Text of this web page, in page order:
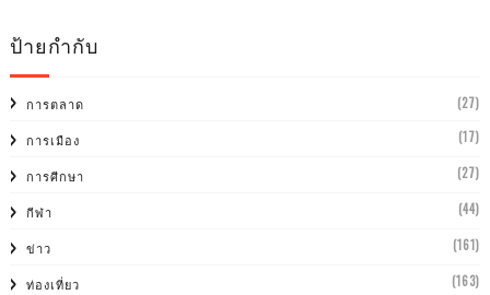
ป้ายกำกับ
การตลาด (27)
การเมือง (17)
การศีกษา (27)
กีฬา (44)
ข่าว (161)
ท่องเที่ยว (163)